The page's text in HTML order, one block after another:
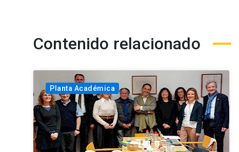
Contenido relacionado
Planta Académica